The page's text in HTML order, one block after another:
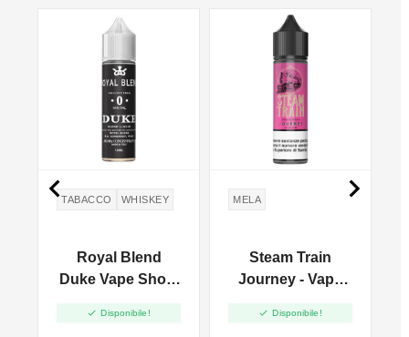
TABACCO WHISKEY
Royal Blend
Duke Vape Shot -
 Disponibile!
MELA
Steam Train
Journey - Vape
 Disponibile!
 